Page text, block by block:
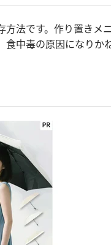
法です。作り置きメ
中毒の原因になりか